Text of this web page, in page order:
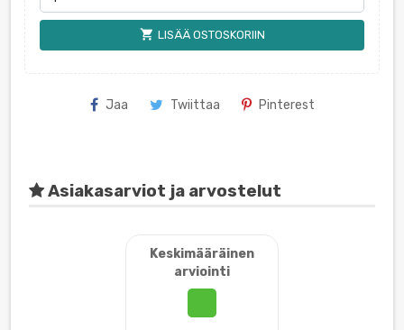
shopping_cart LISÄÄ OSTOSKORIIN
Jaa Twiittaa Pinterest
Asiakasarviot ja arvostelut
Keskimääräinen
arviointi